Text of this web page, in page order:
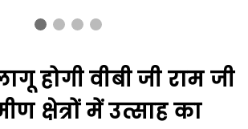
होगी वीबी जी राम जी
क्षेत्रों में उत्साह का